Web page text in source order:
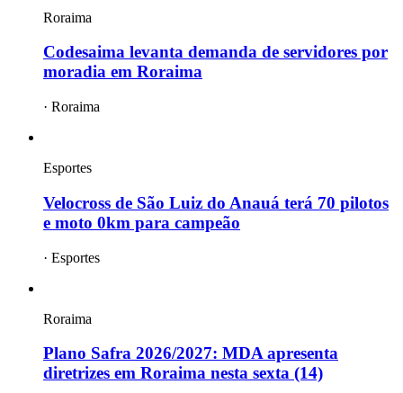
Roraima
Codesaima levanta demanda de servidores por
moradia em Roraima
· Roraima
Esportes
Velocross de São Luiz do Anauá terá 70 pilotos
e moto 0km para campeão
· Esportes
Roraima
Plano Safra 2026/2027: MDA apresenta
diretrizes em Roraima nesta sexta (14)